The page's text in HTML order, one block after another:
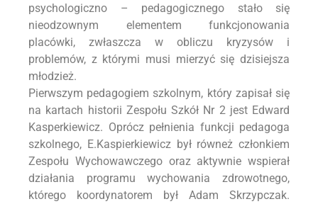
psychologiczno – pedagogicznego stało się
nieodzownym elementem funkcjonowania
placówki, zwłaszcza w obliczu kryzysów i
problemów, z którymi musi mierzyć się dzisiejsza
młodzież.
Pierwszym pedagogiem szkolnym, który zapisał się
na kartach historii Zespołu Szkół Nr 2 jest Edward
Kasperkiewicz. Oprócz pełnienia funkcji pedagoga
szkolnego, E.Kaspierkiewicz był równeż członkiem
Zespołu Wychowawczego oraz aktywnie wspierał
działania programu wychowania zdrowotnego,
którego koordynatorem był Adam Skrzypczak.